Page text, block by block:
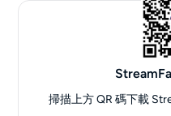
掃描上方 QR 碼下載